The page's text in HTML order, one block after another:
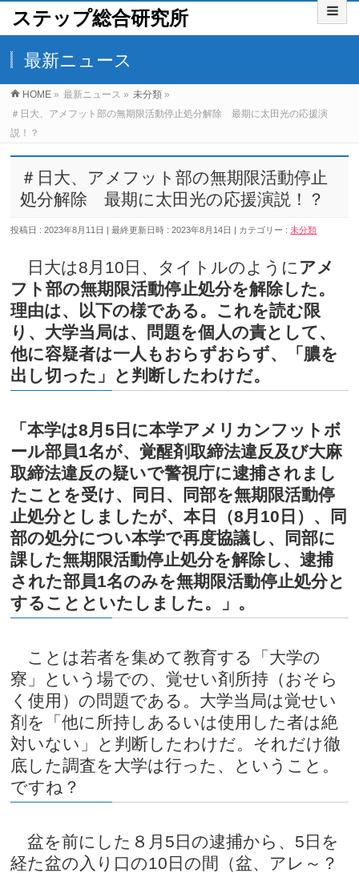
ステップ総合研究所
最新ニュース
HOME » 最新ニュース » 未分類 »
＃日大、アメフット部の無期限活動停止処分解除 最期に太田光の応援演
説！？
＃日大、アメフット部の無期限活動停止
処分解除 最期に太田光の応援演説！？
投稿日 : 2023年8月11日 最終更新日時 : 2023年8月14日 カテゴリー :未分類
日大は8月10日、タイトルのように アメ
フト部の無期限活動停止処分を解除した。
理由は、以下の様である。これを読む限
り、大学当局は、問題を個人の責として、
他に容疑者は一人もおらずおらず、「膿を
出し切った」と判断したわけだ。
「本学は8月5日に本学アメリカンフットボ
ール部員1名が、覚醒剤取締法違反及び大麻
取締法違反の疑いで警視庁に逮捕されまし
たことを受け、同日、同部を無期限活動停
止処分としましたが、本日（8月10日）、同
部の処分につい本学で再度協議し、同部に
課した無期限活動停止処分を解除し、逮捕
された部員1名のみを無期限活動停止処分と
することといたしました。」。
ことは若者を集めて教育する「大学の
寮」という場での、覚せい剤所持（おそら
く使用）の問題である。大学当局は覚せい
剤を「他に所持しあるいは使用した者は絶
対いない」と判断したわけだ。それだけ徹
底した調査を大学は行った、ということ。
ですね？
盆を前にした８月5日の逮捕から、5日を
経た盆の入り口の10日の間（盆、アレ～？